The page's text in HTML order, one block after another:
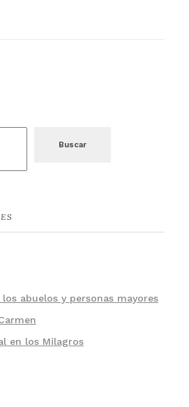
Buscar
abuelos y personas mayores
en los Milagros